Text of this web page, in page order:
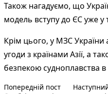
Також нагадуємо, що
модель вступу до ЄС уже у
Крім цього, у МЗС України
угоди з країнами Азії, а
безпекою судноплавства
Навігація
Попередній постПопередній